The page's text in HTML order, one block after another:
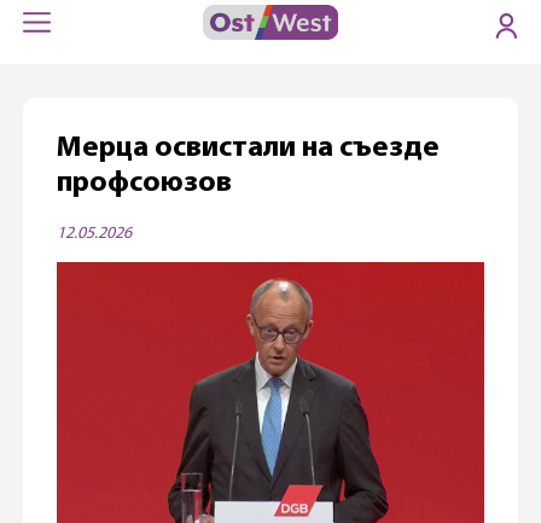
Мерца освистали на съезде
профсоюзов
12.05.2026